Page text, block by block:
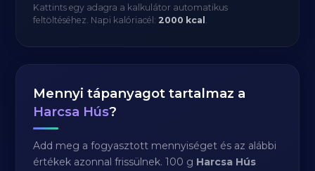
Kattints egy adagra a kalkulátor automatikus
feltöltéséhez. Napi kalóriacél: 2000 kcal .
Mennyi tápanyagot tartalmaz a
Harcsa Hús?
Add meg a fogyasztott mennyiséget és az alábbi
értékek azonnal frissülnek. 100 g Harcsa Hús